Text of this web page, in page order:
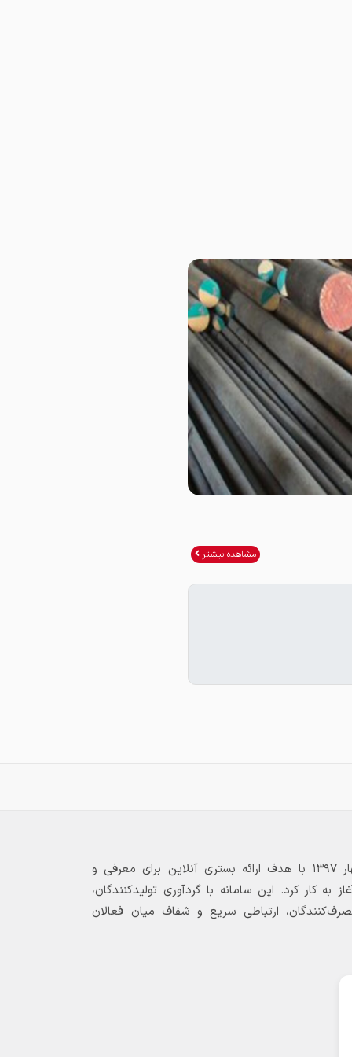
مشاهده بیشتر
بازارگاه الکترونیکی فولاد ۲۴ از بهار ۱۳۹۷ با هدف ارائه بستری آنلاین برای معرفی و
کار کرد. این سامانه با گردآوری تولیدکنندگان،
ارتباطی سریع و شفاف میان فعالان